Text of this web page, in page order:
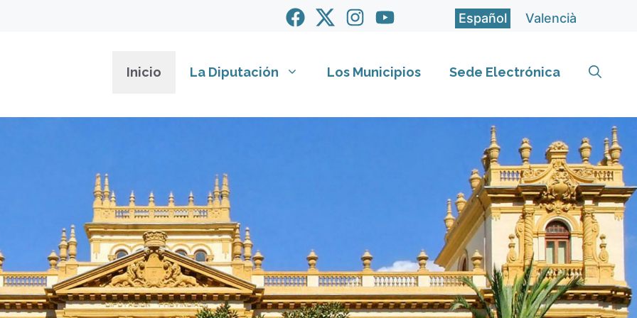
Español Valencià
Inicio La Diputación Los Municipios Sede Electrónica